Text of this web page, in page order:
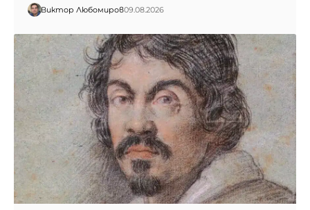
Виктор Любомиров09.08.2026